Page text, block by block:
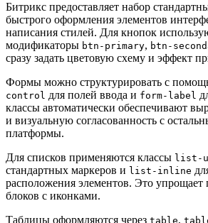
Битрикс предоставляет набор
быстрого оформления элементов
написания стилей. Для кнопок
модификаторы btn-primary, btn-
сразу задать цветовую схему и эффект
Формы можно структурировать с
control для полей ввода и form-label
классы автоматически обеспечивают
и визуальную согласованность с
платформы.
Для списков применяются классы list-
стандартных маркеров и list-inline
расположения элементов. Это
блоков с иконками.
Таблицы оформляются через table,